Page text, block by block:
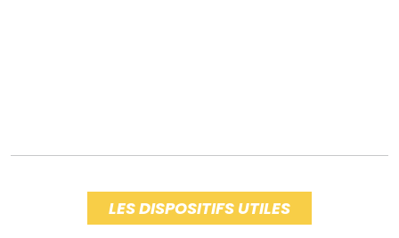
LES DISPOSITIFS UTILES